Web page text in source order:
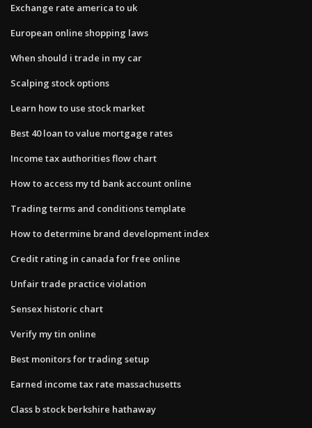
Exchange rate america to uk
European online shopping laws
When should i trade in my car
Scalping stock options
Learn how to use stock market
Best 40 loan to value mortgage rates
Income tax authorities flow chart
How to access my td bank account online
Trading terms and conditions template
How to determine brand development index
Credit rating in canada for free online
Unfair trade practice violation
Sensex historic chart
Verify my tin online
Best monitors for trading setup
Earned income tax rate massachusetts
Class b stock berkshire hathaway